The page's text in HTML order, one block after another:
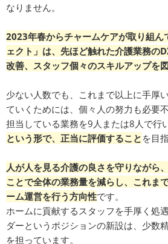
なりません。
2023年春からチャームケアが取り組ん
ェクト」は、先ほど触れた介護業務の
改善、スタッフ個々のスキルアップを
少ない人数でも、これまで以上に手厚
ていくためには、個々人の努力も必要
担当している業務を9人または8人で行い
という形で、正当に評価すること を目
人が人を見る介護の良さを守りながら
ことで全体の業務量を減らし、これま
ーム運営を行う方向性です。
ホームに貢献するスタッフを手厚く処
ダーというポジションの新設は、少数
を担っています。